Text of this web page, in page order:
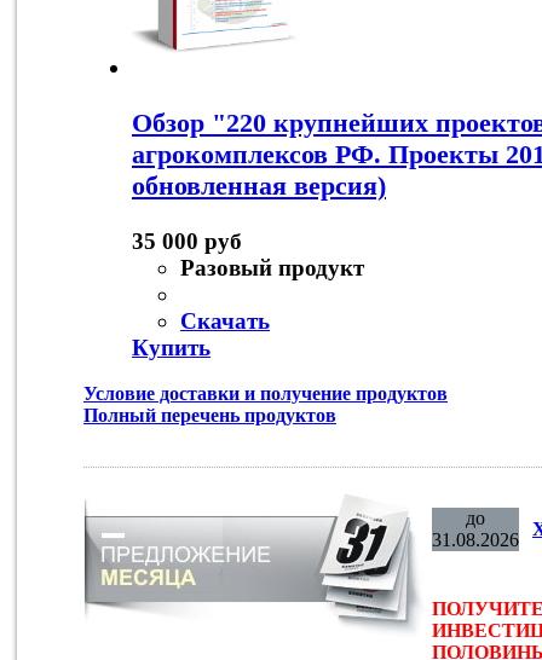
Обзор "220 крупнейших
агрокомплексов РФ. Проекты
обновленная версия)
35 000 руб
Разовый продукт
Скачать
Купить
Условие доставки и получение продуктов
Полный перечень продуктов
до
31.08.2026
ПОЛОВИНЫ